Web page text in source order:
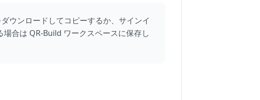
ウンロードしてコピーするか、サインイ
場合は QR-Build ワークスペースに保存し